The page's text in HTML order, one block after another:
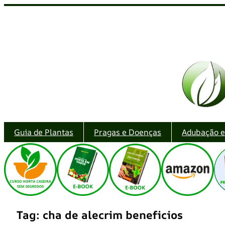
Guia de Plantas Pragas e Doenças Adubação
Tag: cha de alecrim beneficios